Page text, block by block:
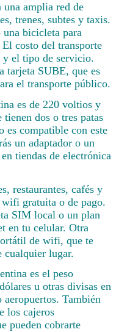
amplia red de
trenes, subtes y taxis.
bicicleta para
costo del transporte
y el tipo de servicio.
tarjeta SUBE, que es
el transporte público.
es de 220 voltios y
dos o tres patas
es compatible con este
un adaptador o un
tiendas de electrónica
restaurantes, cafés y
gratuita o de pago.
SIM local o un plan
en tu celular. Otra
de wifi, que te
cualquier lugar.
es el peso
u otras divisas en
aeropuertos. También
los cajeros
pueden cobrarte